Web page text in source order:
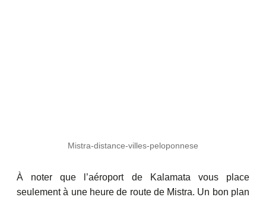
Mistra-distance-villes-peloponnese
À noter que l’aéroport de Kalamata vous place
seulement à une heure de route de Mistra. Un bon plan